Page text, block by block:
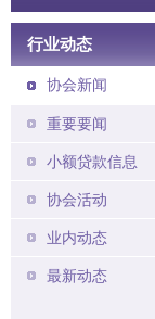
行业动态
协会新闻
重要要闻
小额贷款信息
协会活动
业内动态
最新动态